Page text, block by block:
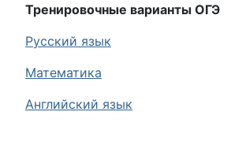
Тренировочные варианты ОГЭ
Русский язык
Математика
Английский язык